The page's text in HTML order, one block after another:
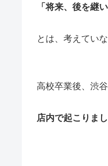
「将来、後を継
とは、考えてい
高校卒業後、渋
店内で起こりま